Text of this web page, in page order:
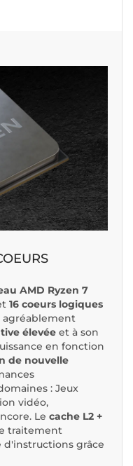
AMD Ryzen 7
16 coeurs logiques
élevée et à son
en fonction
de nouvelle
: Jeux
vidéo,
Le cache L2 +
traitement
grâce